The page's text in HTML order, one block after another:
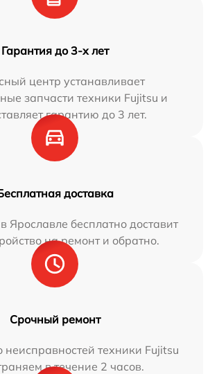
Гарантия до 3-х лет
центр устанавливает
запчасти техники Fujitsu и
гарантию до 3 лет.
доставка
Ярославле бесплатно доставит
на ремонт и обратно.
Срочный ремонт
неисправностей техники Fujitsu
в течение 2 часов.